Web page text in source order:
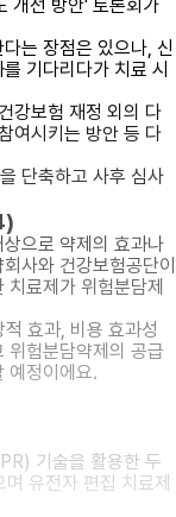
개선 방안' 토론회가
는 장점은 있으나, 신
기다리다가 치료 시
강보험 재정 외의 다
여시키는 방안 등 다
단축하고 사후 심사
으로 약제의 효과나
사와 건강보험공단이
료제가 위험분담제
효과, 비용 효과성
위험분담약제의 공급
예정이에요.
기술을 활용한 두
유전자 편집 치료제